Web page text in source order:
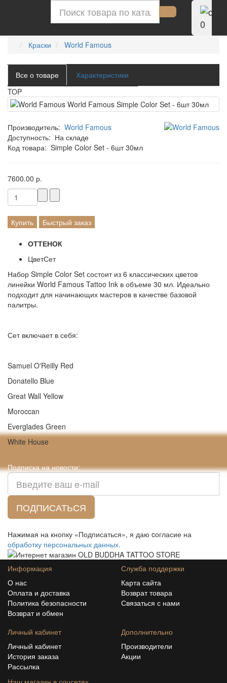
0
Краски World Famous
Все о товаре
Характеристики
TOP
Производитель: World Famous
Доступность: На складе
Код товара: Simple Color Set - 6шт 30мл
7600.00 р.
Купить Быстрый заказ
ОТТЕНОК
ЦветСет
Набор Simple Color Set состоит из 6 классических цветов
линейки World Famous Tattoo Ink в объеме 30 мл. Идеально
подходит для начинающих мастеров в качестве базовой
палитры.
Сет включает в себя:
Samuel O'Reilly Red
Donatello Blue
Great Wall Yellow
Moroccan
Everglades Green
White House
Подписка на новости:
ПОДПИСАТЬСЯ
Нажимая на кнопку «Подписаться», я даю cогласие на
обработку персональных данных.
Информация
О нас
Оплата и доставка
Политика безопасности
Возврат и обмен
Служба поддержки
Карта сайта
Возврат товара
Связаться с нами
Личный кабинет
Личный кабинет
История заказа
Рассылка
Дополнительно
Производители
Акции